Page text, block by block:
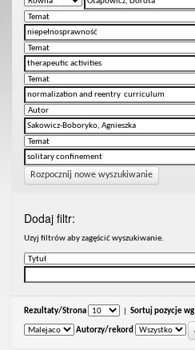
Rozpocznij nowe wyszukiwanie
Dodaj filtr:
Uzyj filtrów aby zagęścić wyszukiwanie.
Rezultaty/Strona Sortuj pozycje wg
Autorzy/rekord